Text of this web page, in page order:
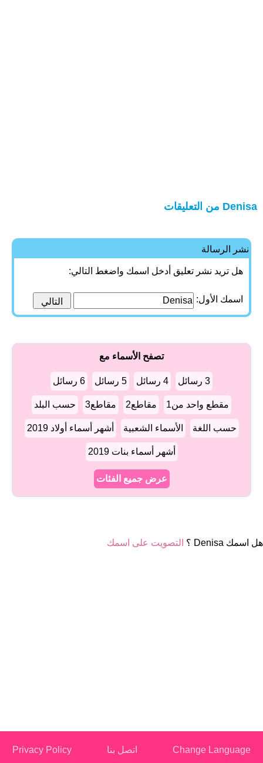
Denisa من التعليقات
نشر الرسالة
هل تريد نشر تعليق أدخل اسمك واضغط التالي:
اسمك الأول:
تصفح الأسماء مع
3 رسائل 4 رسائل 5 رسائل 6 رسائل
مقطع واحد من1 مقاطع2 مقاطع3 حسب البلد
حسب اللغة الأسماء الشعبية أشهر أسماء أولاد 2019
أشهر أسماء بنات 2019
عرض جميع الفئات
هل اسمك Denisa ؟ التصويت على اسمك
Change Language اتصل بنا Privacy Policy